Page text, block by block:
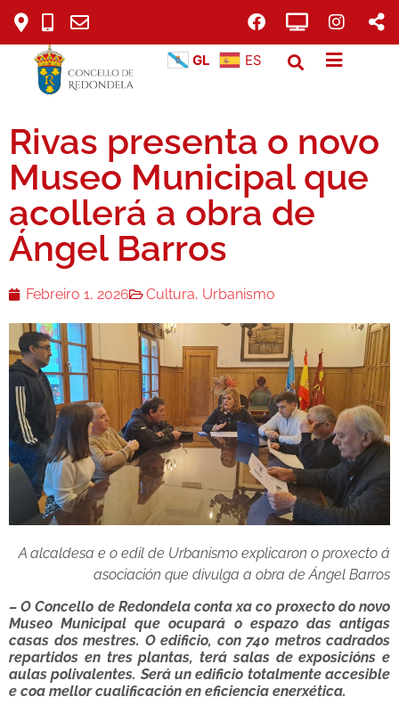
GL ES
Rivas presenta o novo
Museo Municipal que
acollerá a obra de
Ángel Barros
Febreiro 1, 2026 Cultura, Urbanismo
A alcaldesa e o edil de Urbanismo explicaron o proxecto á
asociación que divulga a obra de Ángel Barros
– O Concello de Redondela conta xa co proxecto do novo
Museo Municipal que ocupará o espazo das antigas
casas dos mestres. O edificio, con 740 metros cadrados
repartidos en tres plantas, terá salas de exposicións e
aulas polivalentes. Será un edificio totalmente accesible
e coa mellor cualificación en eficiencia enerxética.